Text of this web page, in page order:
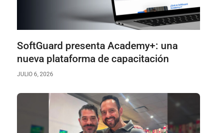
SoftGuard presenta Academy+: una
nueva plataforma de capacitación
JULIO 6, 2026